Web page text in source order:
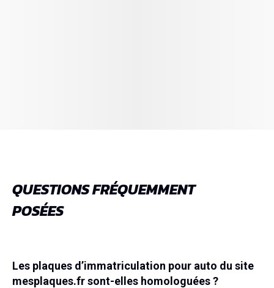
QUESTIONS FRÉQUEMMENT
POSÉES
Les plaques d’immatriculation pour auto du site
mesplaques.fr sont-elles homologuées ?